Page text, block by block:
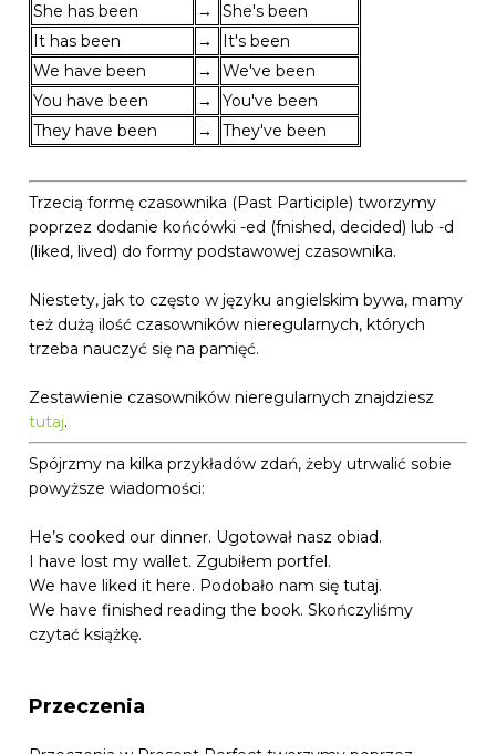
She has been
→
She's been
It has been
→
It's been
We have been
→
We've been
You have been
→
You've been
They have been
→ They've been
Trzecią formę czasownika (Past Participle) tworzymy
poprzez dodanie końcówki -ed (fnished, decided) lub -d
(liked, lived) do formy podstawowej czasownika.
Niestety, jak to często w języku angielskim bywa, mamy
też dużą ilość czasowników nieregularnych, których
trzeba nauczyć się na pamięć.
Zestawienie czasowników nieregularnych znajdziesz
tutaj.
Spójrzmy na kilka przykładów zdań, żeby utrwalić sobie
powyższe wiadomości:
He’s cooked our dinner. Ugotował nasz obiad.
I have lost my wallet. Zgubiłem portfel.
We have liked it here. Podobało nam się tutaj.
We have finished reading the book. Skończyliśmy
czytać książkę.
Przeczenia